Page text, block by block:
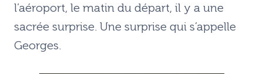
l’aéroport, le matin du départ, il y a une
sacrée surprise. Une surprise qui s’appelle
Georges.